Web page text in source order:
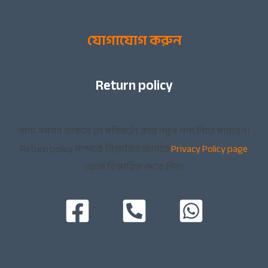
যোগাযোগ করুন
Return policy
পন্যে সমস্যা থাকলে তা পরিবর্তন করে নতুন পন্য নিতে পারবেন।
Return policy সম্পর্কে বিস্তারিত জানতেPrivacy Policy page
থেকে বিস্তারিত দেখে নিন।